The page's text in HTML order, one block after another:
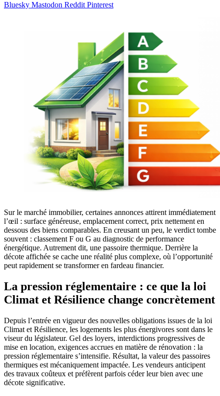
Bluesky Mastodon Reddit Pinterest
Sur le marché immobilier, certaines annonces attirent immédiatement
l’œil : surface généreuse, emplacement correct, prix nettement en
dessous des biens comparables. En creusant un peu, le verdict tombe
souvent : classement F ou G au diagnostic de performance
énergétique. Autrement dit, une passoire thermique. Derrière la
décote affichée se cache une réalité plus complexe, où l’opportunité
peut rapidement se transformer en fardeau financier.
La pression réglementaire : ce que la loi
Climat et Résilience change concrètement
Depuis l’entrée en vigueur des nouvelles obligations issues de la loi
Climat et Résilience, les logements les plus énergivores sont dans le
viseur du législateur. Gel des loyers, interdictions progressives de
mise en location, exigences accrues en matière de rénovation : la
pression réglementaire s’intensifie. Résultat, la valeur des passoires
thermiques est mécaniquement impactée. Les vendeurs anticipent
des travaux coûteux et préfèrent parfois céder leur bien avec une
décote significative.